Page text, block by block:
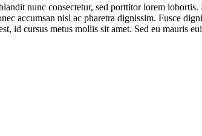
nunc consectetur, sed porttitor lorem
accumsan nisl ac pharetra dignissim. Fusce
id cursus metus mollis sit amet. Sed eu mauris